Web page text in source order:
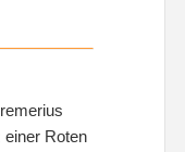
Roten